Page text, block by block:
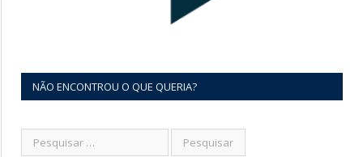
NÃO ENCONTROU O QUE QUERIA?